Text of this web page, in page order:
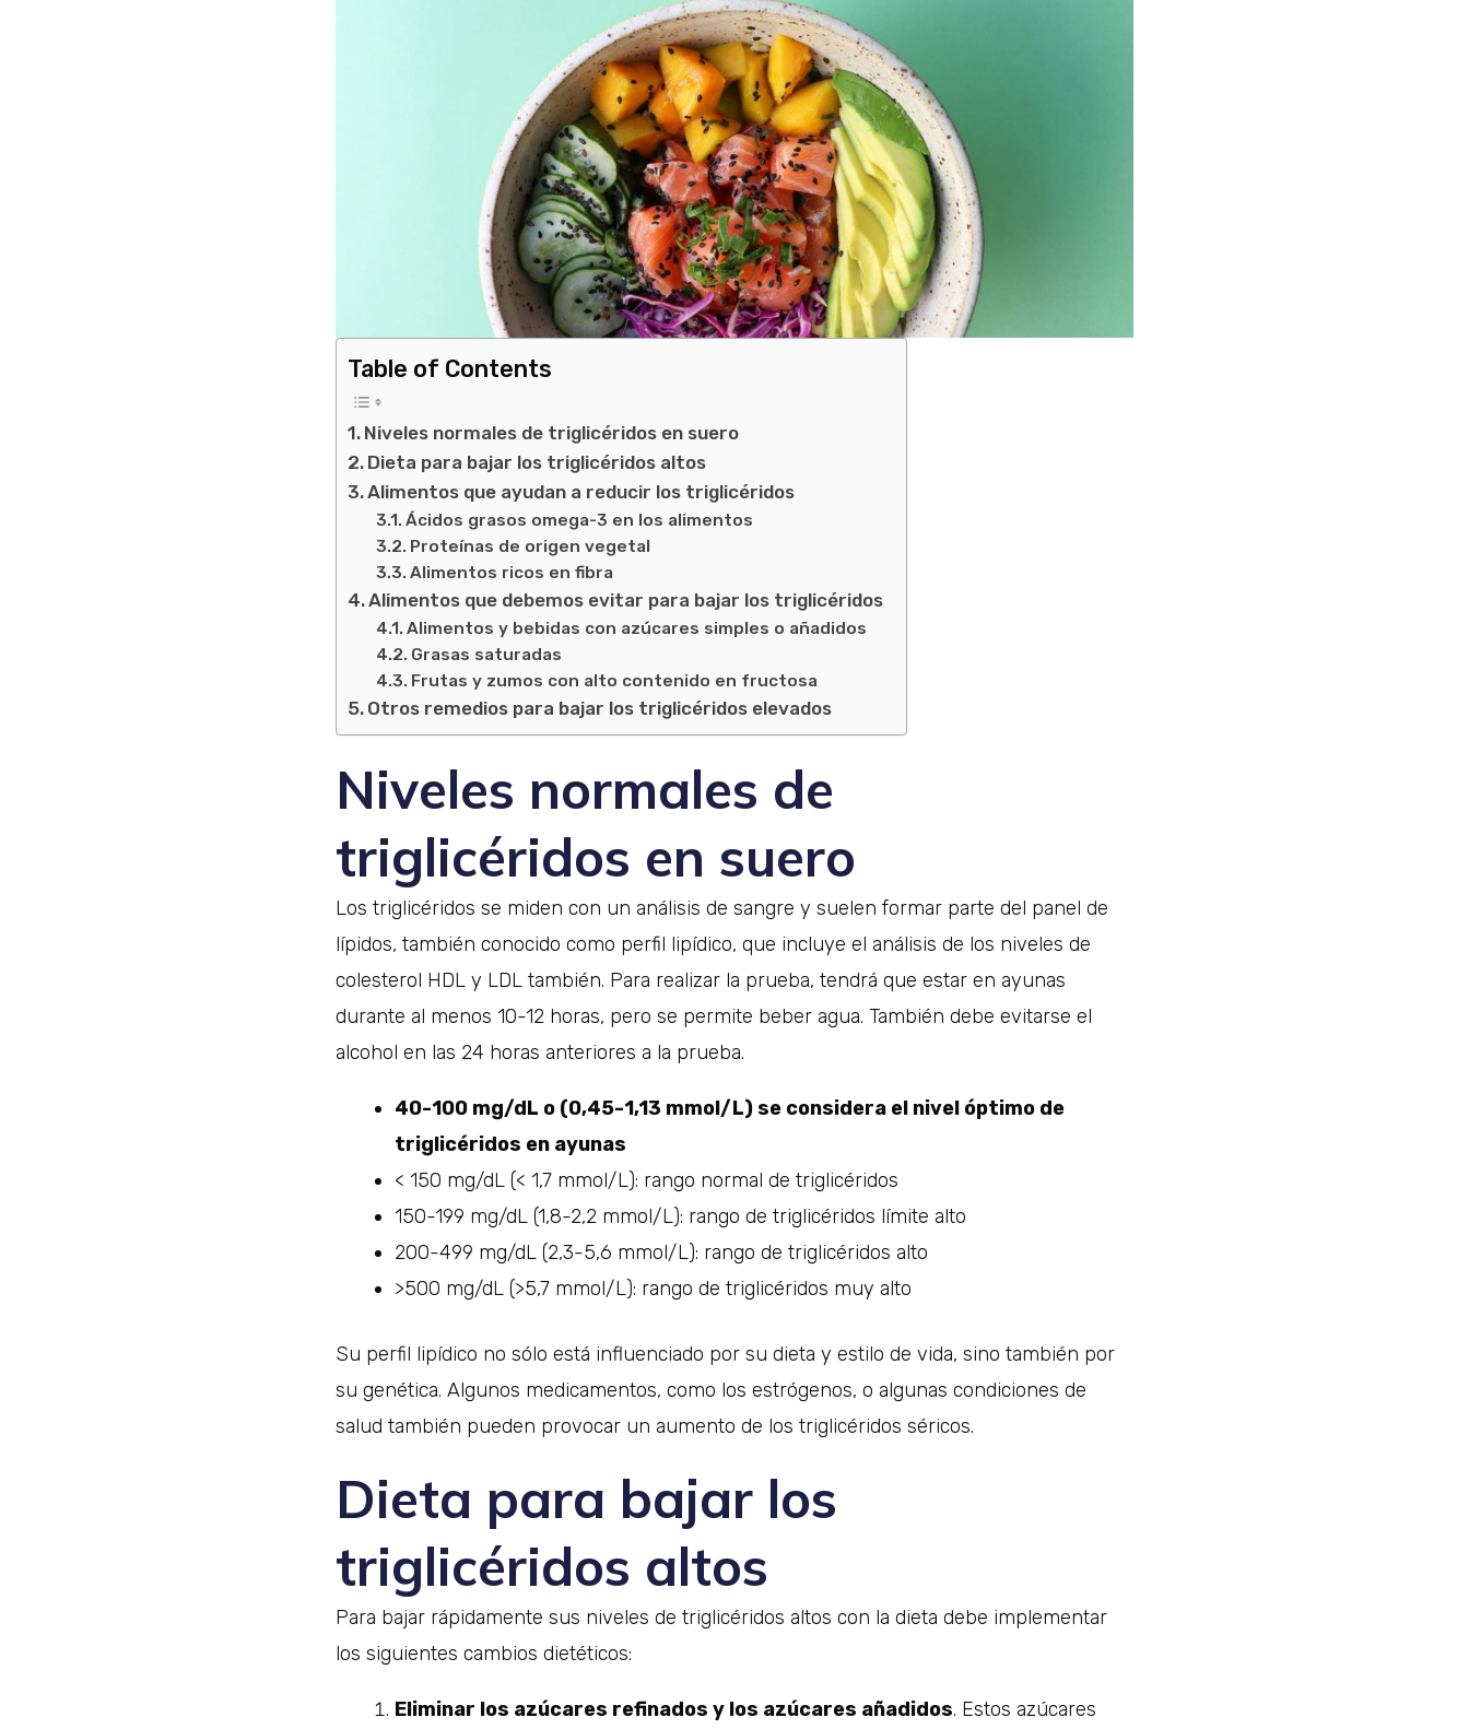
Table of Contents
Niveles normales de triglicéridos en suero
Dieta para bajar los triglicéridos altos
Alimentos que ayudan a reducir los triglicéridos
Ácidos grasos omega-3 en los alimentos
Proteínas de origen vegetal
Alimentos ricos en fibra
Alimentos que debemos evitar para bajar los triglicéridos
Alimentos y bebidas con azúcares simples o añadidos
Grasas saturadas
Frutas y zumos con alto contenido en fructosa
Otros remedios para bajar los triglicéridos elevados
Niveles normales de
triglicéridos en suero
Los triglicéridos se miden con un análisis de sangre y suelen formar parte del panel de
lípidos, también conocido como perfil lipídico, que incluye el análisis de los niveles de
colesterol HDL y LDL también. Para realizar la prueba, tendrá que estar en ayunas
durante al menos 10-12 horas, pero se permite beber agua. También debe evitarse el
alcohol en las 24 horas anteriores a la prueba.
40-100 mg/dL o (0,45-1,13 mmol/L) se considera el nivel óptimo de
triglicéridos en ayunas
< 150 mg/dL (< 1,7 mmol/L): rango normal de triglicéridos
150-199 mg/dL (1,8-2,2 mmol/L): rango de triglicéridos límite alto
200-499 mg/dL (2,3-5,6 mmol/L): rango de triglicéridos alto
>500 mg/dL (>5,7 mmol/L): rango de triglicéridos muy alto
Su perfil lipídico no sólo está influenciado por su dieta y estilo de vida, sino también por
su genética. Algunos medicamentos, como los estrógenos, o algunas condiciones de
salud también pueden provocar un aumento de los triglicéridos séricos.
Dieta para bajar los
triglicéridos altos
Para bajar rápidamente sus niveles de triglicéridos altos con la dieta debe implementar
los siguientes cambios dietéticos:
Eliminar los azúcares refinados y los azúcares añadidos. Estos azúcares